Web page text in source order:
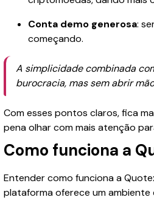
Conta demo generosa:
começando.
A simplicidade combinada
burocracia, mas sem abrir
Com esses pontos claros, fica
pena olhar com mais atenção
Como funciona a
Entender como funciona a
plataforma oferece um ambiente